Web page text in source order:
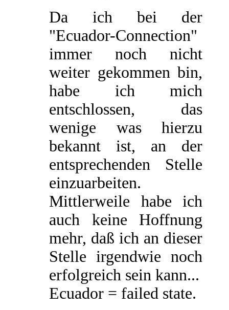
Da ich bei der
"Ecuador-Connection"
immer noch nicht
weiter gekommen bin,
habe ich mich
entschlossen, das
wenige was hierzu
bekannt ist, an der
entsprechenden Stelle
einzuarbeiten.
Mittlerweile habe ich
auch keine Hoffnung
mehr, daß ich an dieser
Stelle irgendwie noch
erfolgreich sein kann...
Ecuador = failed state.